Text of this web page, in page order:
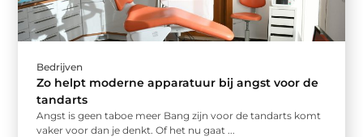
Bedrijven
Zo helpt moderne apparatuur bij angst voor de
tandarts
Angst is geen taboe meer Bang zijn voor de tandarts komt
vaker voor dan je denkt. Of het nu gaat ...